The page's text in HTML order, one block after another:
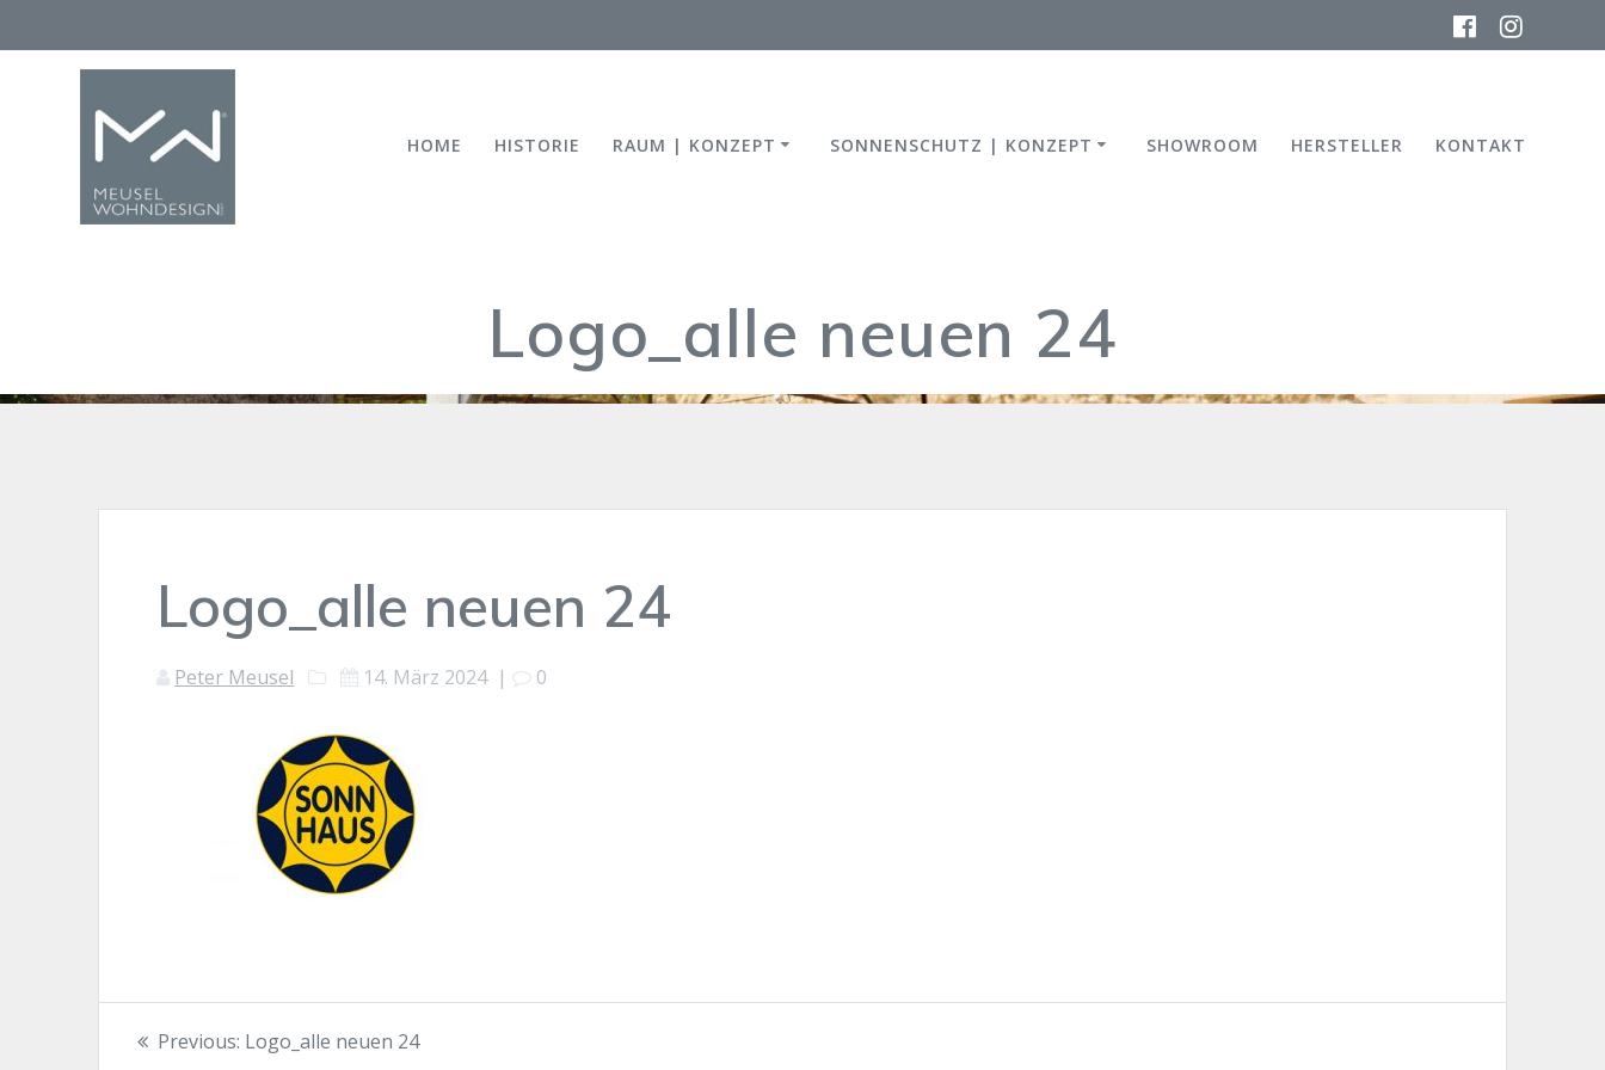
HOME HISTORIE RAUM | KONZEPT SONNENSCHUTZ | KONZEPT SHOWROOM HERSTELLER KONTAKT
Logo_alle neuen 24
Logo_alle neuen 24
Peter Meusel 14. März 2024| 0
Beitragsnavigation
Previous: Previous
Logo_alle neuen 24